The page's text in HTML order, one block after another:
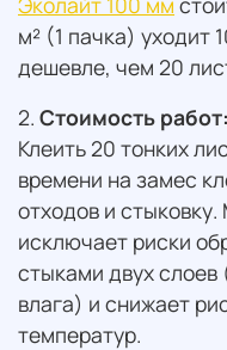
м² (1 пачка) уходит
дешевле, чем 20
2. Стоимость работ:
Клеить 20 тонких
времени на замес
отходов и
исключает риски
стыками двух слоев
влага) и снижает
температур.